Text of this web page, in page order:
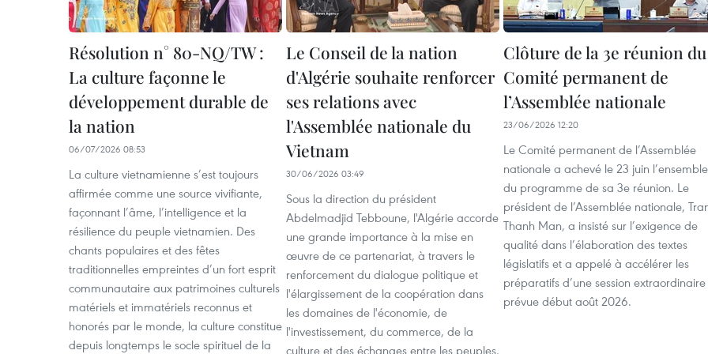
Résolution n° 80-NQ/TW :
La culture façonne le
développement durable de
la nation
06/07/2026 08:53
La culture vietnamienne s’est toujours
affirmée comme une source vivifiante,
façonnant l’âme, l’intelligence et la
résilience du peuple vietnamien. Des
chants populaires et des fêtes
traditionnelles empreintes d’un fort esprit
communautaire aux patrimoines culturels
matériels et immatériels reconnus et
honorés par le monde, la culture constitue
depuis longtemps le socle spirituel de la
Le Conseil de la nation
d'Algérie souhaite renforcer
ses relations avec
l'Assemblée nationale du
Vietnam
30/06/2026 03:49
Sous la direction du président
Abdelmadjid Tebboune, l'Algérie accorde
une grande importance à la mise en
œuvre de ce partenariat, à travers le
renforcement du dialogue politique et
l'élargissement de la coopération dans
les domaines de l'économie, de
l'investissement, du commerce, de la
culture et des échanges entre les peuples,
Clôture de la 3e réunion du
Comité permanent de
l’Assemblée nationale
23/06/2026 12:20
Le Comité permanent de l’Assemblée
nationale a achevé le 23 juin l’ensemble
du programme de sa 3e réunion. Le
président de l’Assemblée nationale,
Thanh Man, a insisté sur l’exigence de
qualité dans l’élaboration des textes
législatifs et a appelé à accélérer les
préparatifs d’une session extraordinaire
prévue début août 2026.